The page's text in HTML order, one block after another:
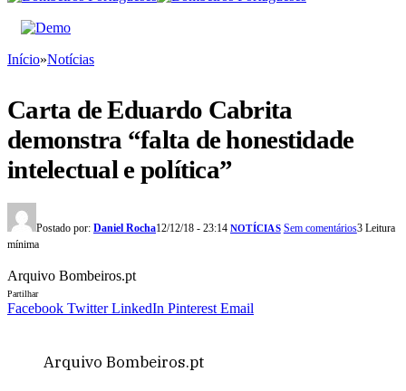
Início»Notícias
Carta de Eduardo Cabrita
demonstra “falta de honestidade
intelectual e política”
Postado por: Daniel Rocha12/12/18 - 23:14 NOTÍCIAS Sem comentários3 Leitura
mínima
Arquivo Bombeiros.pt
Partilhar
Facebook Twitter LinkedIn Pinterest Email
Arquivo Bombeiros.pt